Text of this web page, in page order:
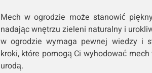
Mech w ogrodzie może stanowić
nadając wnętrzu zieleni naturalny i
w ogrodzie wymaga pewnej wiedzy i
kroki, które pomogą Ci wyhodować
urodą.